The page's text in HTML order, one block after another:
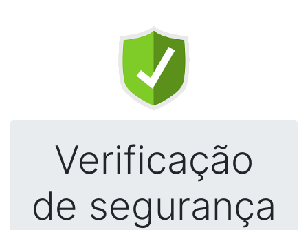
Verificação
de segurança